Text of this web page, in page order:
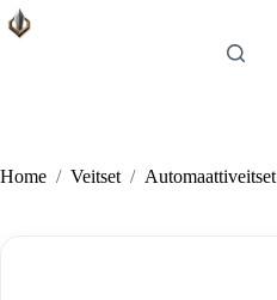
Skip
to
Home / Veitset / Automaattiveitset